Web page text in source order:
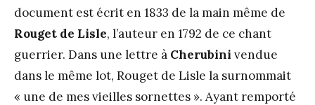
document est écrit en 1833 de la main même de
Rouget de Lisle, l’auteur en 1792 de ce chant
guerrier. Dans une lettre à Cherubini vendue
dans le même lot, Rouget de Lisle la surnommait
« une de mes vieilles sornettes ». Ayant remporté